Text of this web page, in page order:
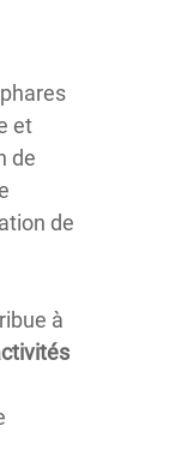
phares
et
de
de
à